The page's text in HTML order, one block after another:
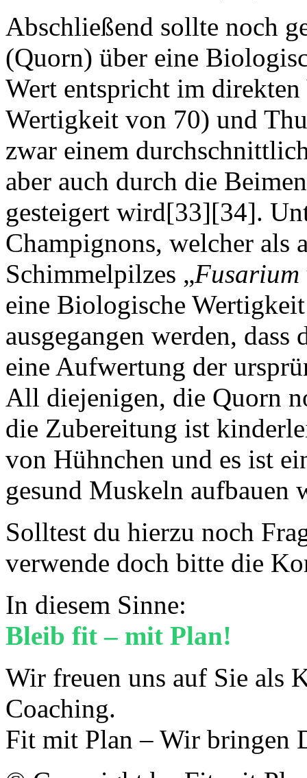
Abschließend sollte noch
(Quorn) über eine
Wert entspricht im
Wertigkeit von 70) und
zwar einem
aber auch durch die
gesteigert wird[33][34].
Champignons, welcher als
Schimmelpilzes „Fusarium
eine Biologische
ausgegangen werden,
eine Aufwertung der
All diejenigen, die Quorn
die Zubereitung ist
von Hühnchen und es ist
gesund Muskeln aufbauen
Solltest du hierzu noch
verwende doch bitte die
In diesem Sinne:
Bleib fit – mit Plan!
Wir freuen uns auf Sie als
Coaching.
Fit mit Plan – Wir bringen